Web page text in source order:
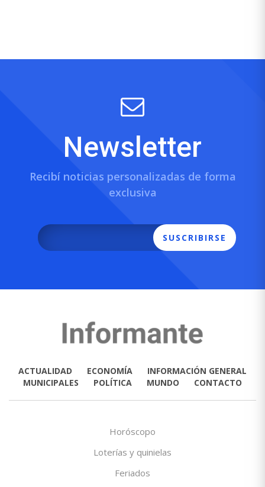
Newsletter
Recibí noticias personalizadas de forma
exclusiva
SUSCRIBIRSE
ACTUALIDAD ECONOMÍA
INFORMACIÓN GENERAL
MUNICIPALES
POLÍTICA MUNDO CONTACTO
Horóscopo
Loterías y quinielas
Feriados